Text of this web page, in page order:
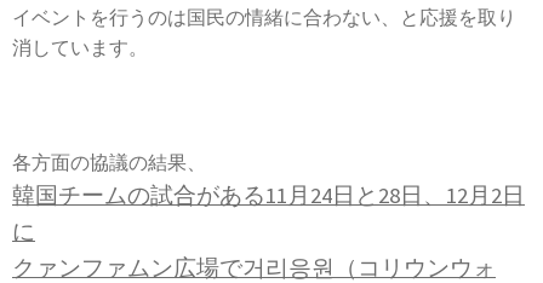
イベントを行うのは国民の情緒に合わない、と応援を取り
消しています。
各方面の協議の結果、
韓国チームの試合がある11月24日と28日、12月2日
に
クァンファムン広場で거리응원（コリウンウォ